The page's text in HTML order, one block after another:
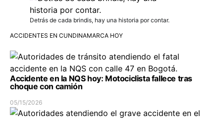
Detrás de cada brindis, hay una historia por contar.
ACCIDENTES EN CUNDINAMARCA HOY
Accidente en la NQS hoy: Motociclista fallece tras
choque con camión
05/15/2026